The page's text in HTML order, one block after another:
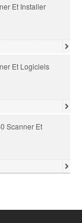
Et Installer
Et Logiciels
Scanner Et